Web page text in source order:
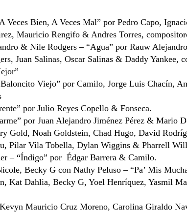
Veces Bien, A Veces Mal” por Pedro Capo,
Mauricio Rengifo & Andres Torres,
& Nile Rodgers – “Agua” por Rauw
Juan Salinas, Oscar Salinas & Daddy Yankee,
Viejo” por Camilo, Jorge Luis Chacín,
por Julio Reyes Copello & Fonseca.
por Juan Alejandro Jiménez Pérez & Mario
Gold, Noah Goldstein, Chad Hugo, David
Pilar Vila Tobella, Dylan Wiggins & Pharrell
– “Índigo” por Édgar Barrera & Camilo.
Becky G con Nathy Peluso – “Pa’ Mis
Kat Dahlia, Becky G, Yoel Henríquez, Yasmil
Mauricio Cruz Moreno, Carolina Giraldo